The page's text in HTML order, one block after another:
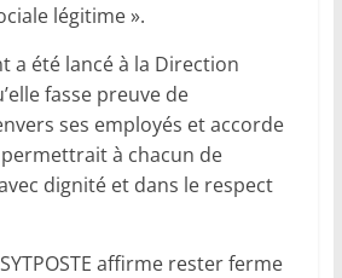
légitime ».
a été lancé à la Direction
fasse preuve de
ses employés et accorde
à chacun de
dignité et dans le respect
affirme rester ferme